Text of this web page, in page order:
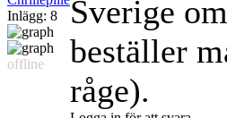
Inlägg: 8
offline
Sverige
beställer
råge).